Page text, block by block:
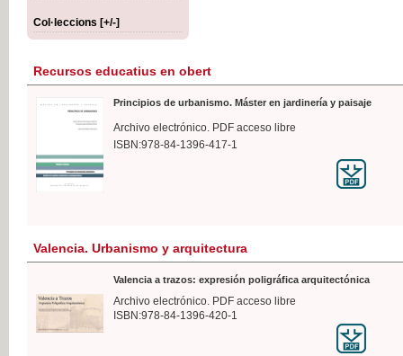
Col·leccions [+/-]
Recursos educatius en obert
Principios de urbanismo. Máster en jardinería y paisaje
Archivo electrónico. PDF acceso libre
ISBN:978-84-1396-417-1
Valencia. Urbanismo y arquitectura
Valencia a trazos: expresión poligráfica arquitectónica
Archivo electrónico. PDF acceso libre
ISBN:978-84-1396-420-1